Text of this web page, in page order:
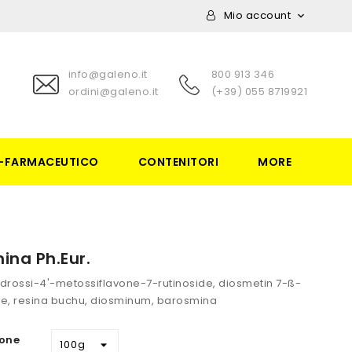
Mio account 
info@galeno.it
ordini@galeno.it
800 913 346
(+39) 055 8719921
CONTENITORI MORE
Ph.Eur.
4'-metossiflavone-7-rutinoside, diosmetin 7-ß-
resina buchu, diosminum, barosmina